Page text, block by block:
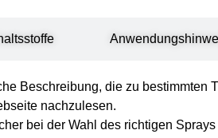
Beschreibung, die zu bestimmten
nachzulesen.
bei der Wahl des richtigen